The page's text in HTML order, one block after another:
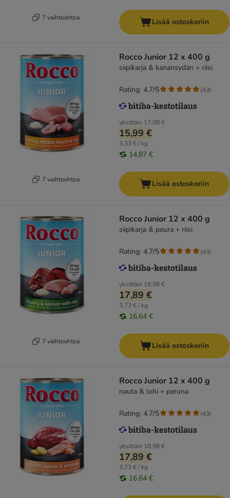
7 vaihtoehtoa Lisää ostoskoriin
7 vaihtoehtoa
Rocco Junior 12 x 400 g
siipikarja & kanansydän + riisi
yksittäin 17,08 €
15,99 €
3,33 € / kg
14,87 €
Rating: 4.7/5 (43)
Lisää ostoskoriin
7 vaihtoehtoa
Rocco Junior 12 x 400 g
siipikarja & peura + riisi
yksittäin 18,98 €
17,89 €
3,73 € / kg
16,64 €
Rating: 4.7/5 (43)
Lisää ostoskoriin
Rocco Junior 12 x 400 g
nauta & lohi + peruna
yksittäin 18,98 €
17,89 €
3,73 € / kg
16,64 €
Rating: 4.7/5 (43)